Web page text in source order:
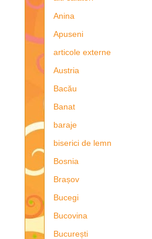
Anina
Apuseni
articole externe
Austria
Bacău
Banat
baraje
biserici de lemn
Bosnia
Brașov
Bucegi
Bucovina
București